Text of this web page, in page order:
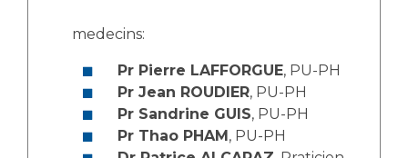
Vivre ensemble à l'hôpital
Culture à l'hôpital
Laïcité et cultes
Statuts
Stages paramédicaux
Chercheurs
medecins:
Pr Pierre LAFFORGUE, PU-PH
Pr Jean ROUDIER, PU-PH
Pr Sandrine GUIS, PU-PH
Pr Thao PHAM, PU-PH